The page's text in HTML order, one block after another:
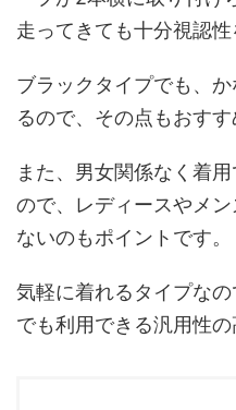
走ってきても十分視認性
ブラックタイプでも、
るので、その点もおすす
また、男女関係なく着
ので、レディースやメ
ないのもポイントです。
気軽に着れるタイプな
でも利用できる汎用性の